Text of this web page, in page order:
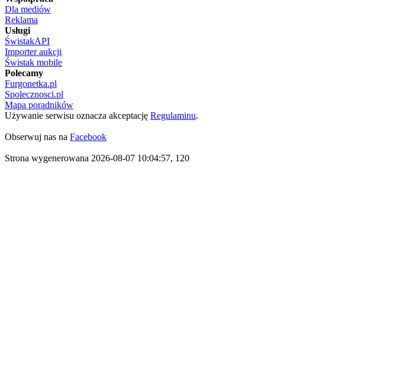
Dla mediów
Reklama
Usługi
ŚwistakAPI
Importer aukcji
Świstak mobile
Polecamy
Furgonetka.pl
Spolecznosci.pl
Mapa poradników
Używanie serwisu oznacza akceptację Regulaminu.
Obserwuj nas na Facebook
Strona wygenerowana 2026-08-07 10:04:57, 120